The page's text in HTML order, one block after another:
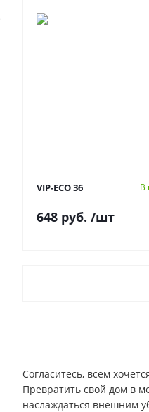
VIP-ECO 36 В
648 руб. /шт
Согласитесь, всем
Превратить свой дом в
наслаждаться внешним